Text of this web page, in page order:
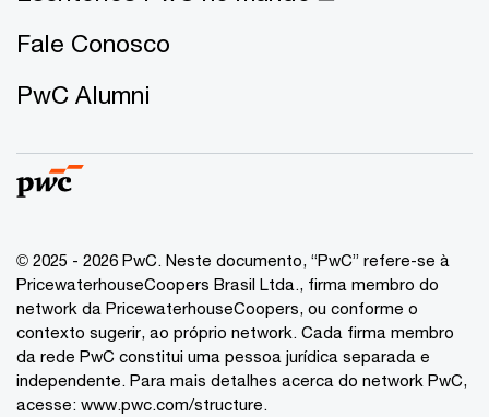
Fale Conosco
PwC Alumni
© 2025 - 2026 PwC. Neste documento, “PwC” refere-se à
PricewaterhouseCoopers Brasil Ltda., firma membro do
network da PricewaterhouseCoopers, ou conforme o
contexto sugerir, ao próprio network. Cada firma membro
da rede PwC constitui uma pessoa jurídica separada e
independente. Para mais detalhes acerca do network PwC,
acesse: www.pwc.com/structure.